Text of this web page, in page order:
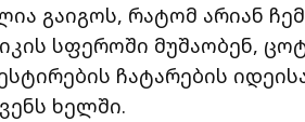
გაიგოს, რატომ არიან
სფეროში მუშაობენ,
ჩატარების
ხელში.